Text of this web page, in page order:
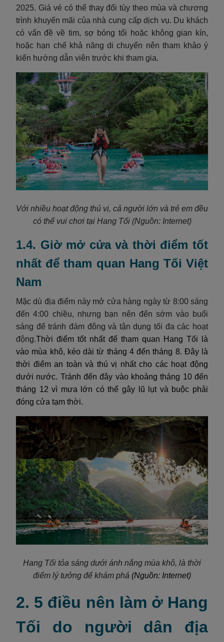
2025. Giá vé có thể thay đổi tùy theo mùa và chương
trình khuyến mãi của nhà cung cấp dịch vụ. Du khách
có vấn đề về tim, sợ bóng tối hoặc không gian kín,
hoặc hạn chế khả năng di chuyển nên tham khảo ý
kiến hướng dẫn viên trước khi tham gia.
Với nhiều hoạt động thú vị, cả người lớn và trẻ em đều
có thể vui chơi tại Hang Tối (Nguồn: Internet)
1.4. Giờ mở cửa và thời điểm tốt
nhất để tham quan Hang Tối Việt
Nam
Mặc dù địa điểm này mở cửa hàng ngày từ 8:00 sáng
đến 4:00 chiều, nhưng bạn nên đến sớm vào buổi
sáng để tránh đám đông và tận dụng tối đa các hoạt
động.Thời điểm tốt nhất để tham quan Hang Tối là
vào mùa khô, kéo dài từ tháng 4 đến tháng 8. Đây là
thời điểm an toàn và thú vị nhất cho các hoạt động
dưới nước. Tránh đến đây vào khoảng tháng 10 đến
tháng 12 vì mưa lớn có thể gây lũ lụt và buộc phải
đóng cửa tạm thời.
Hang Tối tỏa sáng dưới ánh nắng mùa khô, là thời
điểm lý tưởng để khám phá (Nguồn: Internet)
2. 5 điều nên làm ở Hang
Tối do người dân địa